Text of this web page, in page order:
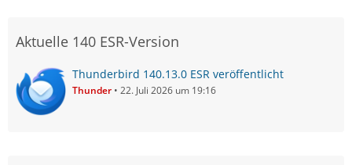
Aktuelle 140 ESR-Version
Thunderbird 140.13.0 ESR veröffentlicht
Thunder 22. Juli 2026 um 19:16